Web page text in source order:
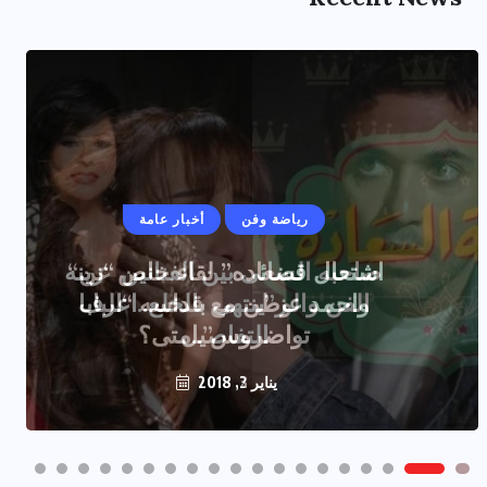
أخبار عامة رياضة وفن
اشتعال قضائى بين الفنانين “زينه
واحمد عز”ينتهى بالخلع..اعرف
التفاصيل
يناير 2, 2018